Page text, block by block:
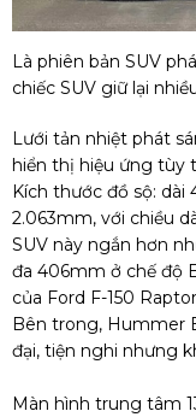
Là phiên bản SUV
chiếc SUV giữ lại
Lưới tản nhiệt phát
hiển thị hiệu ứng tùy
Kích thước đồ sộ: dài
2.063mm, với chiều
SUV này ngắn hơn
đa 406mm ở chế độ
của Ford F-150
Bên trong, Hummer
đại, tiện nghi nhưng
Màn hình trung tâm